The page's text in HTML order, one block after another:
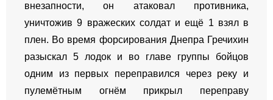
внезапности, он атаковал противника,
уничтожив 9 вражеских солдат и ещё 1 взял в
плен. Во время форсирования Днепра Гречихин
разыскал 5 лодок и во главе группы бойцов
одним из первых переправился через реку и
пулемётным огнём прикрыл переправу